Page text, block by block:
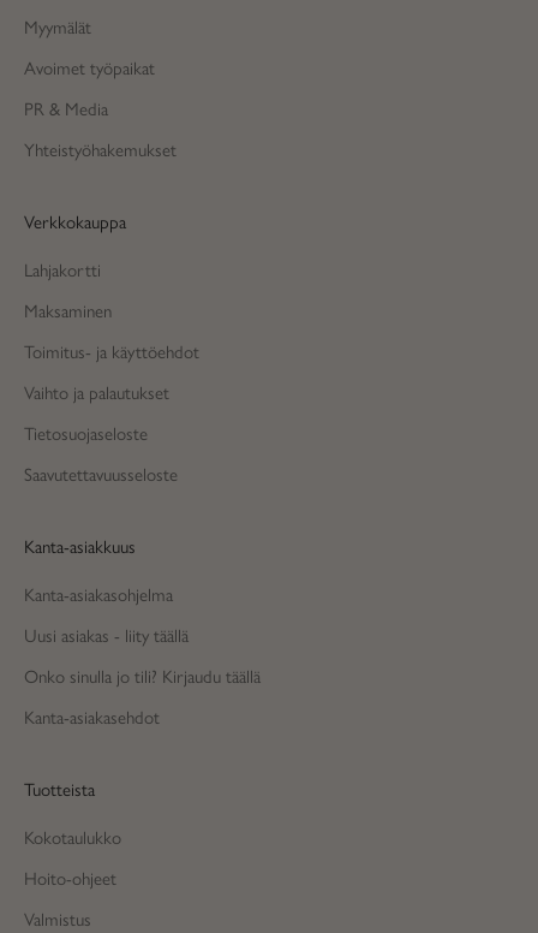
Myymälät
Avoimet työpaikat
PR & Media
Yhteistyöhakemukset
Verkkokauppa
Lahjakortti
Maksaminen
Toimitus- ja käyttöehdot
Vaihto ja palautukset
Tietosuojaseloste
Saavutettavuusseloste
Kanta-asiakkuus
Kanta-asiakasohjelma
Uusi asiakas - liity täällä
Onko sinulla jo tili? Kirjaudu täällä
Kanta-asiakasehdot
Tuotteista
Kokotaulukko
Hoito-ohjeet
Valmistus